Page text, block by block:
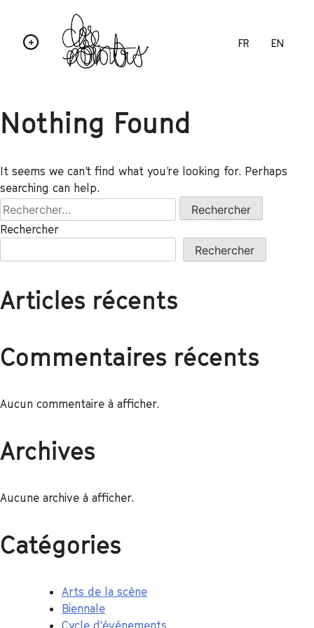
FR EN
Nothing Found
It seems we can’t find what you’re looking for. Perhaps
searching can help.
Rechercher
Rechercher
Articles récents
Commentaires récents
Aucun commentaire à afficher.
Archives
Aucune archive à afficher.
Catégories
Arts de la scène
Biennale
Cycle d'événements